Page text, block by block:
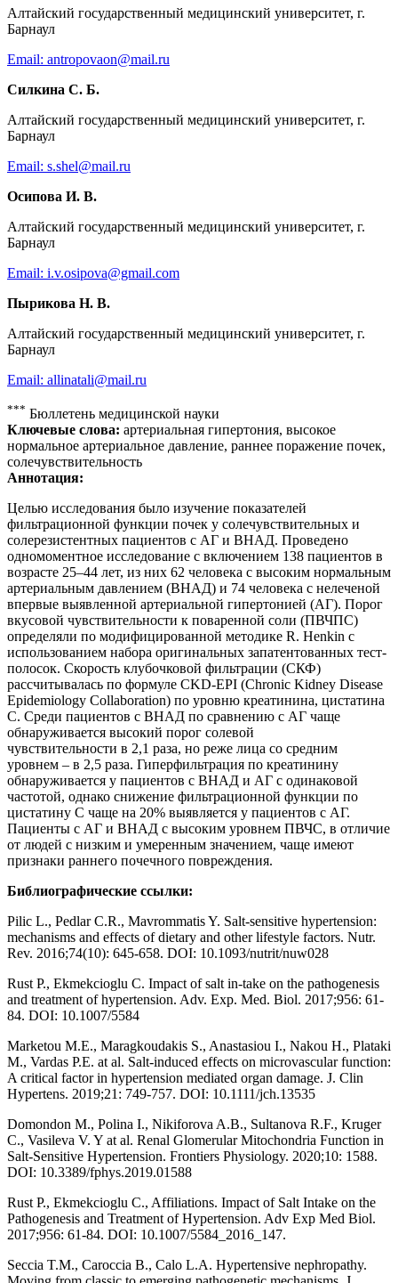
Алтайский государственный медицинский университет, г.
Барнаул
Email: antropovaon@mail.ru
Силкина С. Б.
Алтайский государственный медицинский университет, г.
Барнаул
Email: s.shel@mail.ru
Осипова И. В.
Алтайский государственный медицинский университет, г.
Барнаул
Email: i.v.osipova@gmail.com
Пырикова Н. В.
Алтайский государственный медицинский университет, г.
Барнаул
Email: allinatali@mail.ru
*** Бюллетень медицинской науки
Ключевые слова: артериальная гипертония, высокое
нормальное артериальное давление, раннее поражение почек,
солечувствительность
Аннотация:
Целью исследования было изучение показателей
фильтрационной функции почек у солечувствительных и
солерезистентных пациентов с АГ и ВНАД. Проведено
одномоментное исследование с включением 138 пациентов в
возрасте 25–44 лет, из них 62 человека с высоким нормальным
артериальным давлением (ВНАД) и 74 человека с нелеченой
впервые выявленной артериальной гипертонией (АГ). Порог
вкусовой чувствительности к поваренной соли (ПВЧПС)
определяли по модифицированной методике R. Henkin с
использованием набора оригинальных запатентованных тест-
полосок. Скорость клубочковой фильтрации (СКФ)
рассчитывалась по формуле CKD-EPI (Chronic Kidney Disease
Epidemiology Collaboration) по уровню креатинина, цистатина
С. Среди пациентов с ВНАД по сравнению с АГ чаще
обнаруживается высокий порог солевой
чувствительности в 2,1 раза, но реже лица со средним
уровнем – в 2,5 раза. Гиперфильтрация по креатинину
обнаруживается у пациентов с ВНАД и АГ с одинаковой
частотой, однако снижение фильтрационной функции по
цистатину С чаще на 20% выявляется у пациентов с АГ.
Пациенты с АГ и ВНАД с высоким уровнем ПВЧС, в отличие
от людей с низким и умеренным значением, чаще имеют
признаки раннего почечного повреждения.
Библиографические ссылки:
Pilic L., Pedlar C.R., Mavrommatis Y. Salt-sensitive hypertension:
mechanisms and effects of dietary and other lifestyle factors. Nutr.
Rev. 2016;74(10): 645-658. DOI: 10.1093/nutrit/nuw028
Rust P., Ekmekcioglu C. Impact of salt in-take on the pathogenesis
and treatment of hypertension. Adv. Exp. Med. Biol. 2017;956: 61-
84. DOI: 10.1007/5584
Marketou M.E., Maragkoudakis S., Anastasiou I., Nakou H., Plataki
M., Vardas P.E. at al. Salt‐induced effects on microvascular function:
A critical factor in hypertension mediated organ damage. J. Clin
Hypertens. 2019;21: 749-757. DOI: 10.1111/jch.13535
Domondon M., Polina I., Nikiforova A.B., Sultanova R.F., Kruger
C., Vasileva V. Y at al. Renal Glomerular Mitochondria Function in
Salt-Sensitive Hypertension. Frontiers Physiology. 2020;10: 1588.
DOI: 10.3389/fphys.2019.01588
Rust P., Ekmekcioglu C., Affiliations. Impact of Salt Intake on the
Pathogenesis and Treatment of Hypertension. Adv Exp Med Biol.
2017;956: 61-84. DOI: 10.1007/5584_2016_147.
Seccia T.M., Caroccia B., Calo L.A. Hypertensive nephropathy.